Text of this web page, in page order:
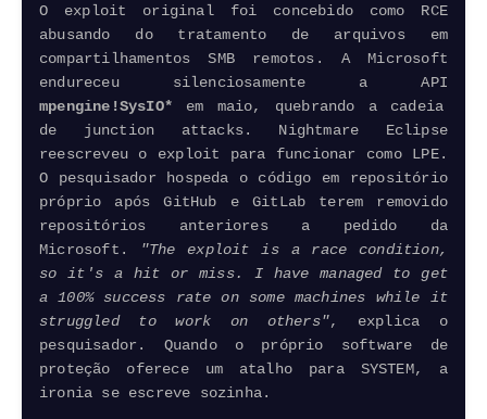
O exploit original foi concebido como RCE
abusando do tratamento de arquivos em
compartilhamentos SMB remotos. A Microsoft
endureceu silenciosamente a API
mpengine!SysIO* em maio, quebrando a cadeia
de junction attacks. Nightmare Eclipse
reescreveu o exploit para funcionar como LPE.
O pesquisador hospeda o código em repositório
próprio após GitHub e GitLab terem removido
repositórios anteriores a pedido da
Microsoft .
"The exploit is a race condition,
so it's a hit or miss. I have managed to get
a 100% success rate on some machines while it
struggled to work on others", explica o
pesquisador. Quando o próprio software de
proteção oferece um atalho para SYSTEM, a
ironia se escreve sozinha.